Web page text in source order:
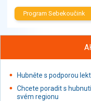
Ochucovadla, přísady,
Sušené směsi
Proteinové výrobky,
Restaurace, jídelny,
Fastfood
Program Sebekoučink
Hubněte s podporou
Chcete poradit s
svém regionu